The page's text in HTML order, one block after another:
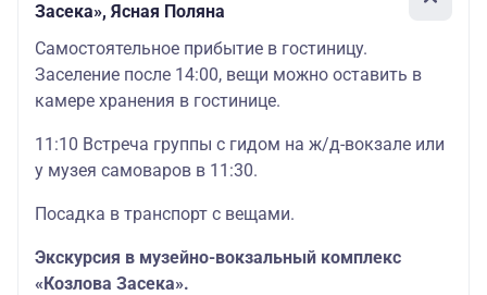
Засека», Ясная Поляна
Самостоятельное прибытие в гостиницу.
Заселение после 14:00, вещи можно оставить в
камере хранения в гостинице.
11:10 Встреча группы с гидом на ж/д-вокзале или
у музея самоваров в 11:30.
Посадка в транспорт с вещами.
Экскурсия в музейно-вокзальный комплекс
«Козлова Засека».